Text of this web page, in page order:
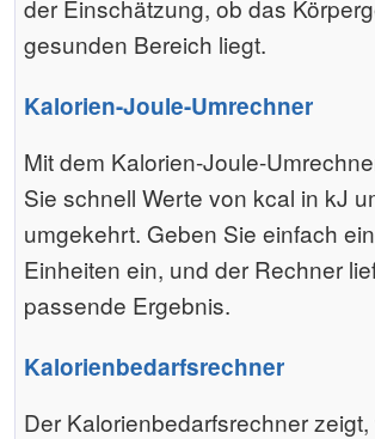
der Einschätzung, ob das
gesunden Bereich liegt.
Kalorien-Joule-Umrechner
Mit dem Kalorien-Joule-
Sie schnell Werte von kcal in kJ
umgekehrt. Geben Sie einfach
Einheiten ein, und der Rechner
passende Ergebnis.
Kalorienbedarfsrechner
Der Kalorienbedarfsrechner